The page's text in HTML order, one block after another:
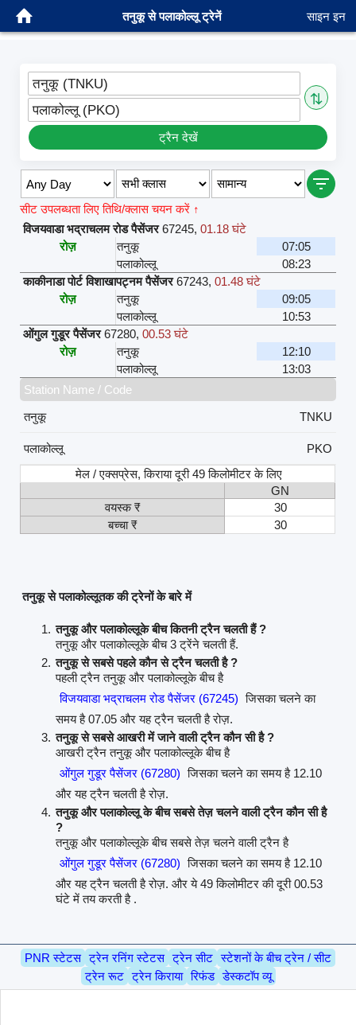
तनुकू से पलाकोल्लू ट्रेनें साइन इन
तनुकू (TNKU)
⇅
पलाकोल्लू (PKO)
ट्रैन देखें
सीट उपलब्धता लिए तिथि/क्लास चयन करें ↑
विजयवाडा भद्राचलम रोड पैसेंजर 67245,01.18 घंटे
रोज़
तनुकू
07:05
पलाकोल्लू
08:23
काकीनाडा पोर्ट विशाखापट्नम पैसेंजर 67243,01.48 घंटे
रोज़
तनुकू
09:05
पलाकोल्लू
10:53
ओंगुल गुडूर पैसेंजर 67280,00.53 घंटे
रोज़
तनुकू
12:10
पलाकोल्लू
13:03
Station Name / Code
तनुकू
TNKU
पलाकोल्लू
PKO
मेल / एक्सप्रेस, किराया दूरी 49 किलोमीटर के लिए
GN
वयस्क ₹
30
बच्चा ₹
30
तनुकू से पलाकोल्लूतक की ट्रेनों के बारे में
तनुकू और पलाकोल्लूके बीच कितनी ट्रैन चलती हैं ?
तनुकू और पलाकोल्लूके बीच 3 ट्रेंने चलती हैं.
तनुकू से सबसे पहले कौन से ट्रैन चलती है ?
पहली ट्रैन तनुकू और पलाकोल्लूके बीच है
विजयवाडा भद्राचलम रोड पैसेंजर (67245) जिसका चलने का
समय है 07.05 और यह ट्रैन चलती है रोज़.
तनुकू से सबसे आखरी में जाने वाली ट्रैन कौन सी है ?
आखरी ट्रैन तनुकू और पलाकोल्लूके बीच है
ओंगुल गुडूर पैसेंजर (67280) जिसका चलने का समय है 12.10
और यह ट्रैन चलती है रोज़.
तनुकू और पलाकोल्लू के बीच सबसे तेज़ चलने वाली ट्रैन कौन सी है
?
तनुकू और पलाकोल्लूके बीच सबसे तेज़ चलने वाली ट्रैन है
ओंगुल गुडूर पैसेंजर (67280) जिसका चलने का समय है 12.10
और यह ट्रैन चलती है रोज़. और ये 49 किलोमीटर की दूरी 00.53
घंटे में तय करती है .
PNR स्टेटस ट्रेन रनिंग स्टेटस ट्रेन सीट स्टेशनों के बीच ट्रेन / सीट
ट्रेन रूट ट्रेन किराया रिफंड डेस्कटॉप व्यू